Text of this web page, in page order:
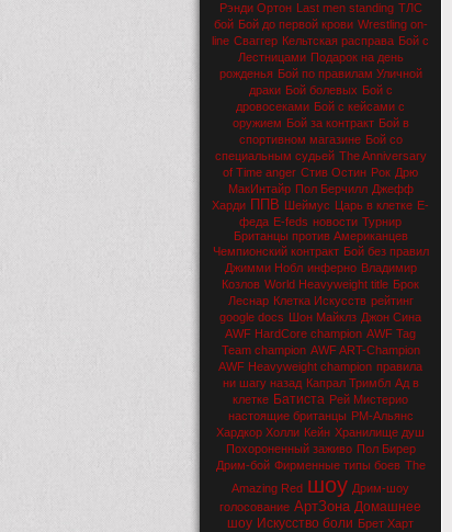
Рэнди Ортон Last men standing ТЛС
бой Бой до первой крови Wrestling on-
line Сваггер Кельтская расправа Бой с
Лестницами Подарок на день
рожденья Бой по правилам Уличной
драки Бой болевых Бой с
дровосеками Бой с кейсами с
оружием Бой за контракт Бой в
спортивном магазине Бой со
специальным судьей The Anniversary
of Time anger Стив Остин Рок Дрю
МакИнтайр Пол Берчилл Джефф
Харди ППВ Шеймус Царь в клетке Е-
феда E-feds новости Турнир
Британцы против Американцев
Чемпионский контракт Бой без правил
Джимми Нобл инферно Владимир
Козлов World Heavyweight title Брок
Леснар Клетка Искусств рейтинг
google docs Шон Майклз Джон Сина
AWF HardCore champion AWF Tag
Team champion AWF ART-Champion
AWF Heavyweight champion правила
ни шагу назад Капрал Тримбл Ад в
клетке Батиста Рей Мистерио
настоящие британцы РМ-Альянс
Хардкор Холли Кейн Хранилище душ
Похороненный заживо Пол Бирер
Дрим-бой Фирменные типы боев The
Amazing Red шоу Дрим-шоу
голосование АртЗона Домашнее
шоу Искусство боли Брет Харт